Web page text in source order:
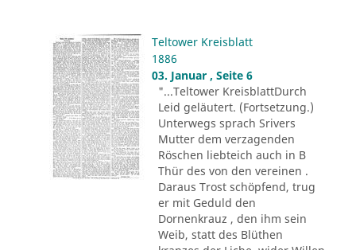
Teltower Kreisblatt
1886
03. Januar , Seite 6
"...Teltower KreisblattDurch
Leid geläutert. (Fortsetzung.)
Unterwegs sprach Srivers
Mutter dem verzagenden
Röschen liebteich auch in B
Thür des von den vereinen .
Daraus Trost schöpfend, trug
er mit Geduld den
Dornenkrauz , den ihm sein
Weib, statt des Blüthen